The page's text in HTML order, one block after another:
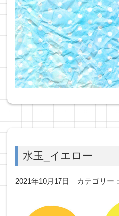
水玉_イエロー
2021年10月17日｜カテゴリー：